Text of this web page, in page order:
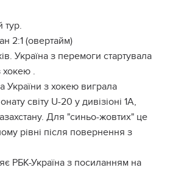
тур.
2:1 (овертайм)
Україна з перемоги стартувала
хокею .
України з хокею виграла
світу U-20 у дивізіоні 1A,
Для "синьо-жовтих" це
рівні після повернення з
РБК-Україна з посиланням на